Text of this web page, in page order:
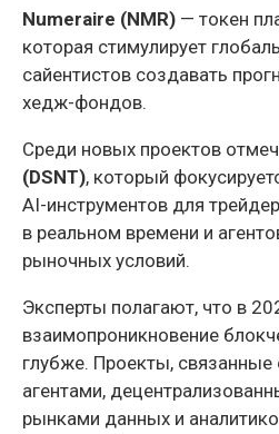
Numeraire (NMR) — токен
которая стимулирует
сайентистов создавать
хедж-фондов.
Среди новых проектов
(DSNT), который
AI-инструментов для
в реальном времени и
рыночных условий.
Эксперты полагают, что в
взаимопроникновение
глубже. Проекты,
агентами,
рынками данных и